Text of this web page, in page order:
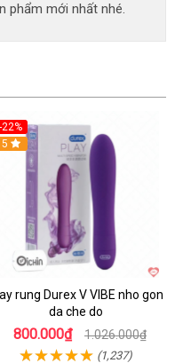
phẩm mới nhất nhé.
-22%
Hot
5
rung Durex V VIBE nho gon
da che do
800.000₫ 1.026.000₫
(1,237)